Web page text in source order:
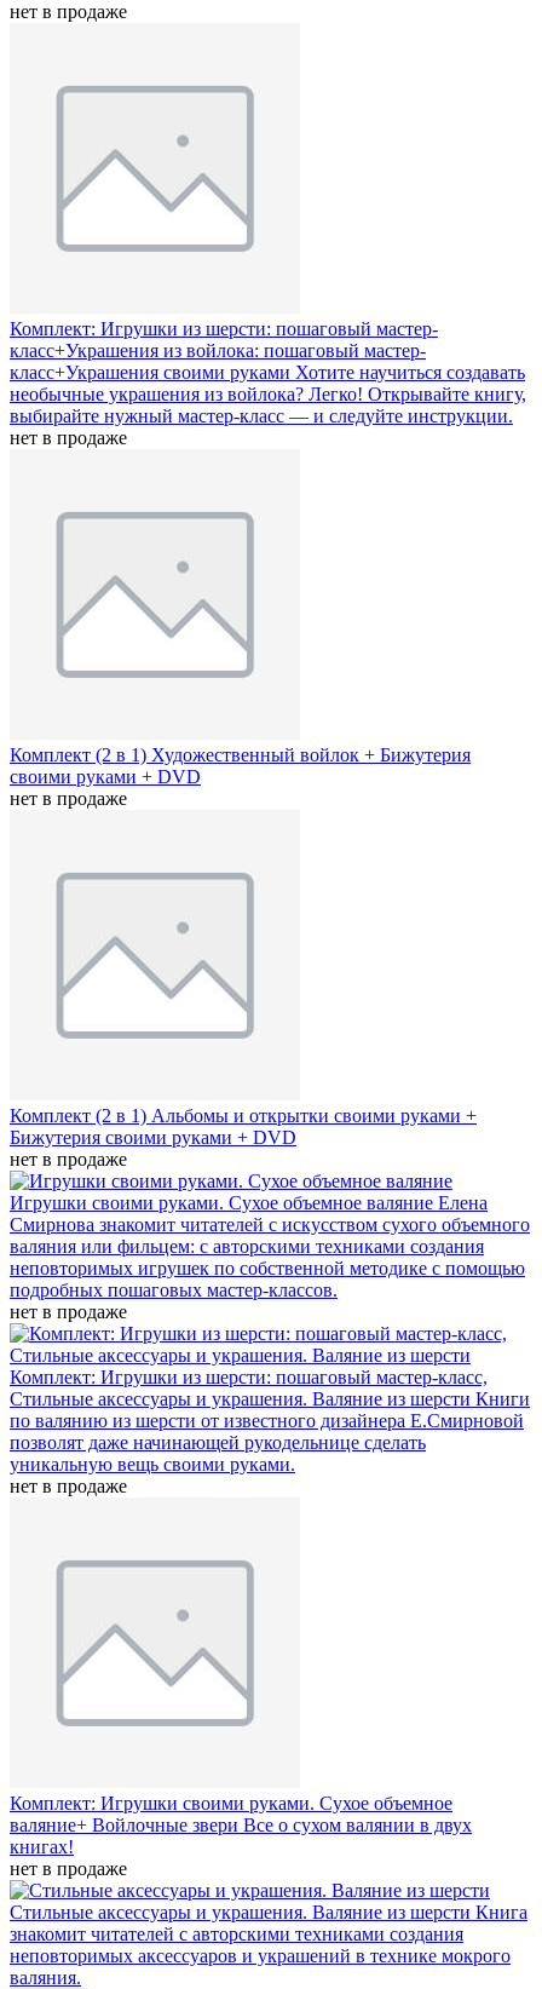
нет в продаже
Комплект: Игрушки из шерсти: пошаговый мастер-
класс+Украшения из войлока: пошаговый мастер-
класс+Украшения своими руками Хотите научиться создавать
необычные украшения из войлока? Легко! Открывайте книгу,
выбирайте нужный мастер-класс — и следуйте инструкции.
нет в продаже
Комплект (2 в 1) Художественный войлок + Бижутерия
своими руками + DVD
нет в продаже
Комплект (2 в 1) Альбомы и открытки своими руками +
Бижутерия своими руками + DVD
нет в продаже
Игрушки своими руками. Сухое объемное валяние Елена
Смирнова знакомит читателей с искусством сухого объемного
валяния или фильцем: с авторскими техниками создания
неповторимых игрушек по собственной методике с помощью
подробных пошаговых мастер-классов.
нет в продаже
Комплект: Игрушки из шерсти: пошаговый мастер-класс,
Стильные аксессуары и украшения. Валяние из шерсти Книги
по валянию из шерсти от известного дизайнера Е.Смирновой
позволят даже начинающей рукодельнице сделать
уникальную вещь своими руками.
нет в продаже
Комплект: Игрушки своими руками. Сухое объемное
валяние+ Войлочные звери Все о сухом валянии в двух
книгах!
нет в продаже
Стильные аксессуары и украшения. Валяние из шерсти Книга
знакомит читателей с авторскими техниками создания
неповторимых аксессуаров и украшений в технике мокрого
валяния.